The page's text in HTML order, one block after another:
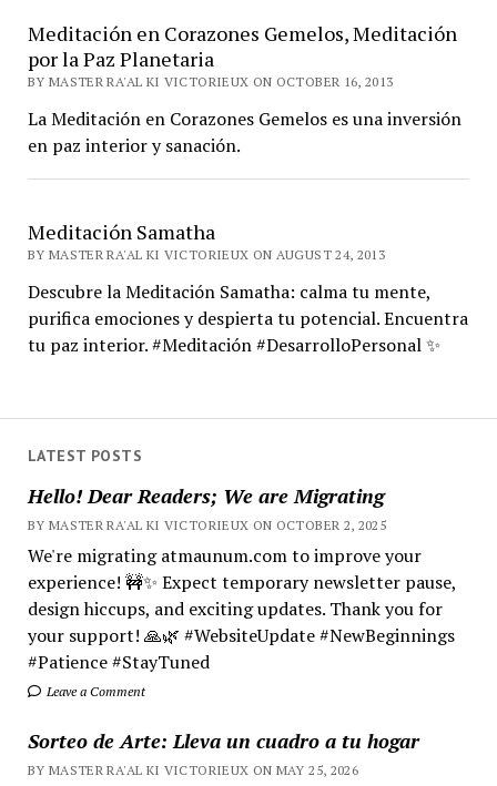
LATEST POSTS
Hello! Dear Readers; We are Migrating
BY MASTER RA'AL KI VICTORIEUX ON OCTOBER 2, 2025
We're migrating atmaunum.com to improve your
experience! 🚧✨ Expect temporary newsletter pause,
design hiccups, and exciting updates. Thank you for
your support! 🙏🌿 #WebsiteUpdate #NewBeginnings
#Patience #StayTuned
Leave a Comment
Sorteo de Arte: Lleva un cuadro a tu hogar
BY MASTER RA'AL KI VICTORIEUX ON MAY 25, 2026
Meditación en Corazones Gemelos, Meditación
por la Paz Planetaria
BY MASTER RA'AL KI VICTORIEUX ON OCTOBER 16, 2013
La Meditación en Corazones Gemelos es una inversión
en paz interior y sanación.
Meditación Samatha
BY MASTER RA'AL KI VICTORIEUX ON AUGUST 24, 2013
Descubre la Meditación Samatha: calma tu mente,
purifica emociones y despierta tu potencial. Encuentra
tu paz interior. #Meditación #DesarrolloPersonal ✨